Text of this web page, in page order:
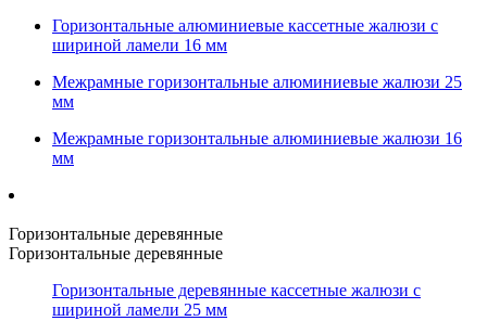
Горизонтальные алюминиевые кассетные жалюзи с
шириной ламели 16 мм
Межрамные горизонтальные алюминиевые жалюзи 25
мм
Межрамные горизонтальные алюминиевые жалюзи 16
мм
Горизонтальные деревянные
Горизонтальные деревянные
Горизонтальные деревянные кассетные жалюзи с
шириной ламели 25 мм